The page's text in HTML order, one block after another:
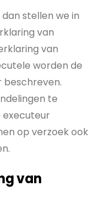
stellen we in
van
van
worden de
beschreven.
te
op verzoek ook
van